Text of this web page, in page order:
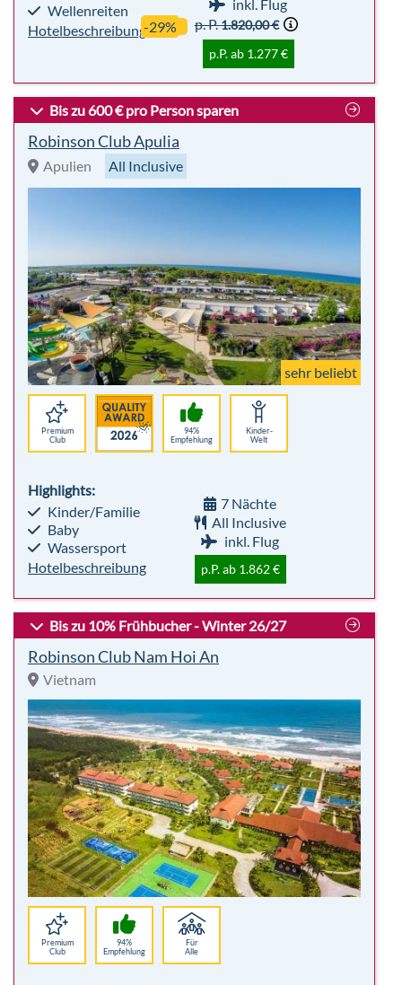
Wellenreiten
Hotelbeschreibung
inkl. Flug
-29%
p. P.1.820,00 €
p.P. ab 1.277 €
Bis zu 600 € pro Person sparen
Robinson Club Apulia
Apulien All Inclusive
sehr beliebt
Premium
Club
94%
Empfehlung
Kinder-
Welt
Highlights:
Kinder/Familie
Baby
Wassersport
Hotelbeschreibung
7 Nächte
All Inclusive
inkl. Flug
p.P. ab 1.862 €
Bis zu 10% Frühbucher - Winter 26/27
Robinson Club Nam Hoi An
Vietnam
Premium
Club
94%
Empfehlung
Für
Alle